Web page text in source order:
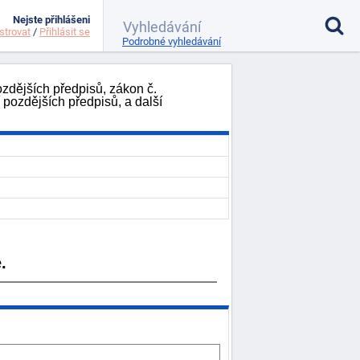
předpisů, zákon č.
předpisů, a další
Nejste přihlášeni
/ Přihlásit se
Podrobné vyhledávání